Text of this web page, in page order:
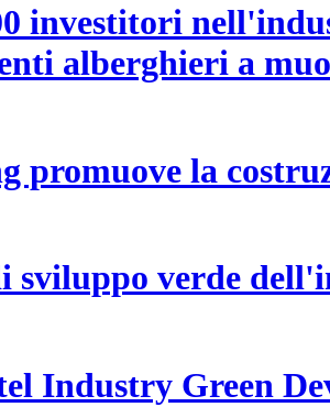
investitori
alberghieri a
promuove la
sviluppo verde
Industry Green